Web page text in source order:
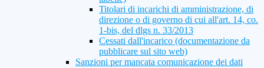
Titolari di incarichi di amministrazione, di
direzione o di governo di cui all'art. 14, co.
1-bis, del dlgs n. 33/2013
Cessati dall'incarico (documentazione da
pubblicare sul sito web)
Sanzioni per mancata comunicazione dei dati